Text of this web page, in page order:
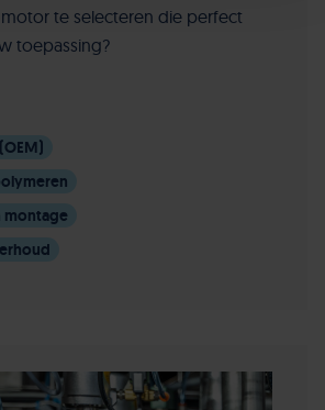
te selecteren die perfect
toepassing?
montage